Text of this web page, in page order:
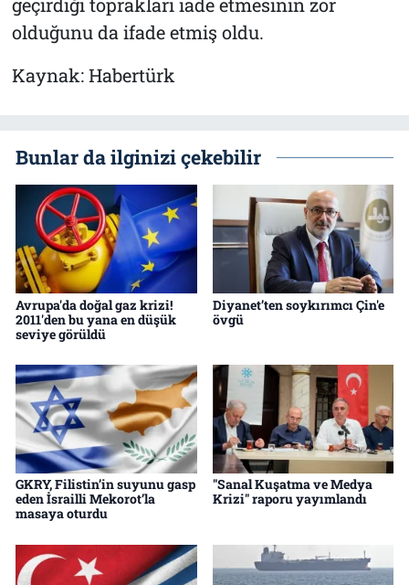
olduğunu da ifade etmiş oldu.
Kaynak: Habertürk
Bunlar da ilginizi çekebilir
Avrupa'da doğal gaz krizi!
2011'den bu yana en düşük
seviye görüldü
Diyanet’ten soykırımcı Çin'e
övgü
GKRY, Filistin’in suyunu gasp
eden İsrailli Mekorot’la
masaya oturdu
"Sanal Kuşatma ve Medya
Krizi" raporu yayımlandı